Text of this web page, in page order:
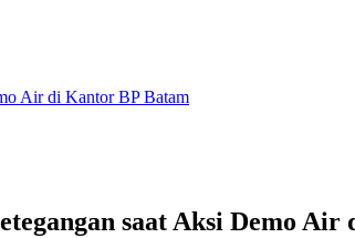
Air di Kantor BP Batam
saat Aksi Demo